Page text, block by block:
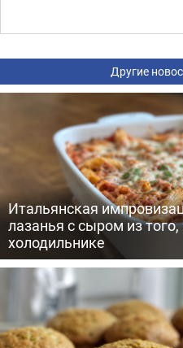
Другие
Итальянская
лазанья с сыром из
холодильнике